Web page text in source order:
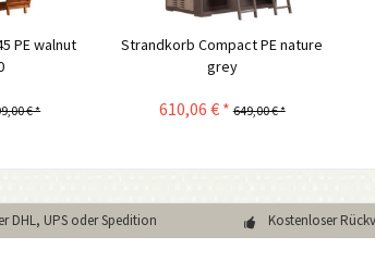
PE walnut
€ *
Strandkorb Compact PE nature
grey
610,06 € * 649,00 € *
DHL, UPS oder Spedition Kostenloser